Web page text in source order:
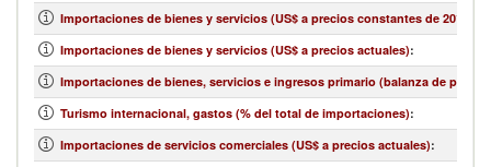
Importaciones de bienes y servicios (US$ a precios constantes de 2010)
Importaciones de bienes y servicios (US$ a precios actuales):
Importaciones de bienes, servicios e ingresos primario (balanza de
Turismo internacional, gastos (% del total de importaciones):
Importaciones de servicios comerciales (US$ a precios actuales):